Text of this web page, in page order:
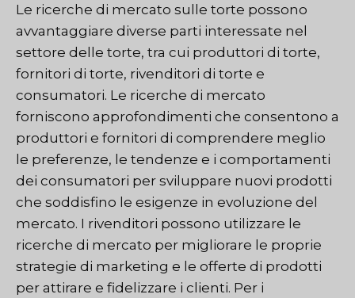
Le ricerche di mercato sulle torte possono
avvantaggiare diverse parti interessate nel
settore delle torte, tra cui produttori di torte,
fornitori di torte, rivenditori di torte e
consumatori. Le ricerche di mercato
forniscono approfondimenti che consentono a
produttori e fornitori di comprendere meglio
le preferenze, le tendenze e i comportamenti
dei consumatori per sviluppare nuovi prodotti
che soddisfino le esigenze in evoluzione del
mercato. I rivenditori possono utilizzare le
ricerche di mercato per migliorare le proprie
strategie di marketing e le offerte di prodotti
per attirare e fidelizzare i clienti. Per i